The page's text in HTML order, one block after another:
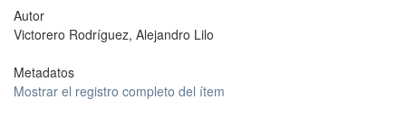
Autor
Victorero Rodríguez, Alejandro Lilo
Metadatos
Mostrar el registro completo del ítem